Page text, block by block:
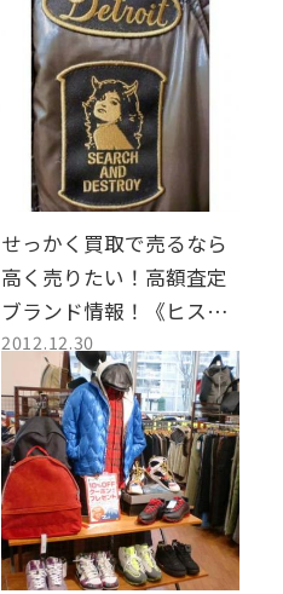
せっかく買取で売るなら
高く売りたい！高額査定
ブランド情報！《ヒステ
リックグラマー》
2012.12.30